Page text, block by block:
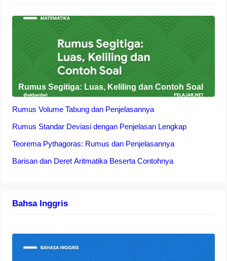
Rumus Segitiga: Luas, Keliling dan Contoh Soal
Rumus Volume Tabung dan Penjelasannya
Rumus Standar Deviasi dengan Penjelasan Lengkap
Teorema Pythagoras: Rumus dan Penjelasannya
Barisan dan Deret Aritmatika Beserta Contohnya
Bahsa Inggris